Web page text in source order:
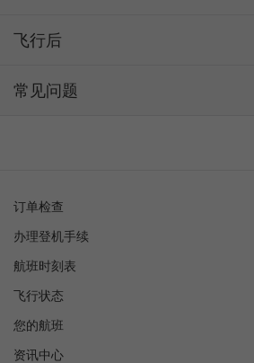
飞行后
常见问题
订单检查
办理登机手续
航班时刻表
飞行状态
您的航班
资讯中心